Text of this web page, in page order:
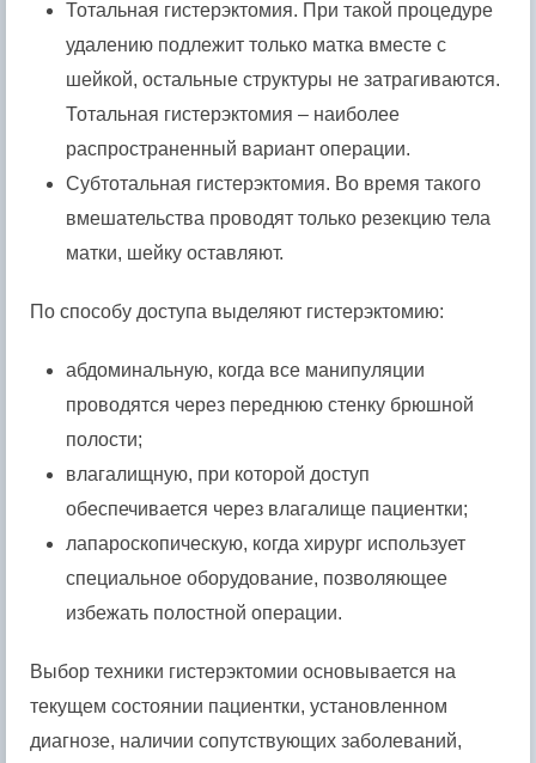
Тотальная гистерэктомия. При такой процедуре
удалению подлежит только матка вместе с
шейкой, остальные структуры не затрагиваются.
Тотальная гистерэктомия – наиболее
распространенный вариант операции.
Субтотальная гистерэктомия. Во время такого
вмешательства проводят только резекцию тела
матки, шейку оставляют.
По способу доступа выделяют гистерэктомию:
абдоминальную, когда все манипуляции
проводятся через переднюю стенку брюшной
полости;
влагалищную, при которой доступ
обеспечивается через влагалище пациентки;
лапароскопическую, когда хирург использует
специальное оборудование, позволяющее
избежать полостной операции.
Выбор техники гистерэктомии основывается на
текущем состоянии пациентки, установленном
диагнозе, наличии сопутствующих заболеваний,